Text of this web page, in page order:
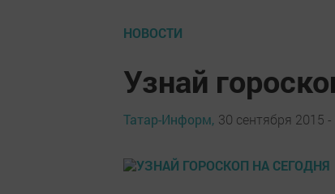
НОВОСТИ
Узнай
Татар-Информ, 30 сентября 2015 -